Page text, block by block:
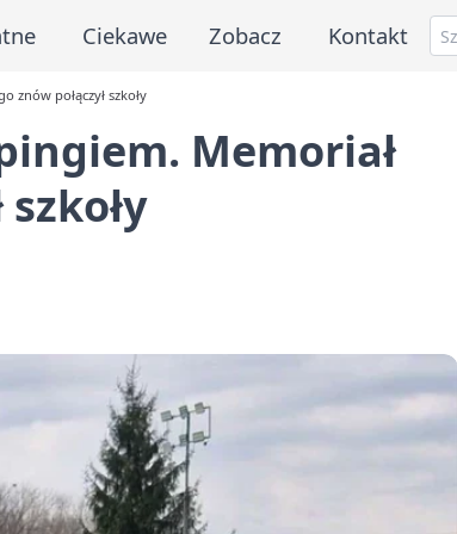
Ciekawe Zobacz Kontakt
znów połączył szkoły
Memoriał